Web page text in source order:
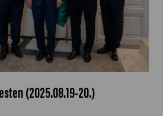
(2025.08.19-20.)